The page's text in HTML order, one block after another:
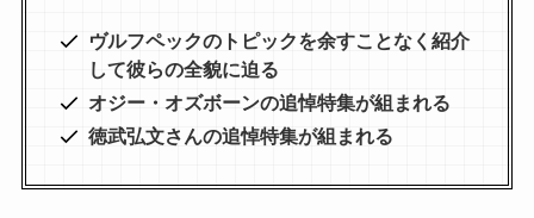
ヴルフペックのトピックを余すことなく紹介
して彼らの全貌に迫る
オジー・オズボーンの追悼特集が組まれる
徳武弘文さんの追悼特集が組まれる